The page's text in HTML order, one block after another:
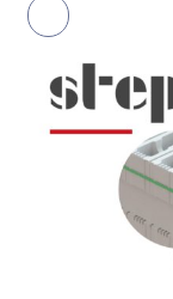
slide
next